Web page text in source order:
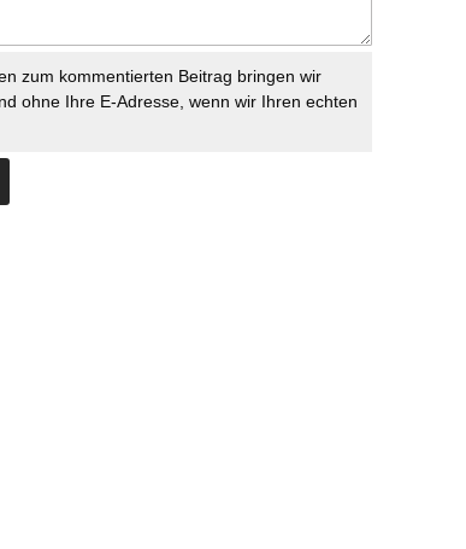
zum kommentierten Beitrag bringen wir
ohne Ihre E-Adresse, wenn wir Ihren echten